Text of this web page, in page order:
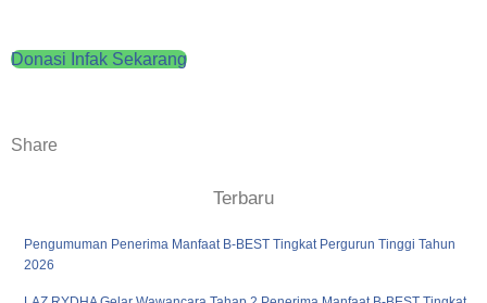
Donasi Infak Sekarang
Share
Terbaru
Pengumuman Penerima Manfaat B-BEST Tingkat Pergurun Tinggi Tahun
2026